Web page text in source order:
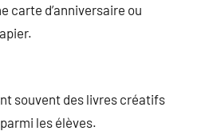
carte d’anniversaire ou
souvent des livres créatifs
les élèves.